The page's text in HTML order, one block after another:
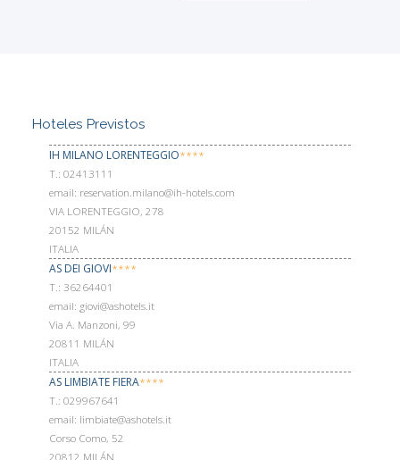
Hoteles Previstos
IH MILANO LORENTEGGIO****
Т.: 02413111
email: reservation.milano@ih-hotels.com
VIA LORENTEGGIO, 278
20152 MILÁN
ITALIA
AS DEI GIOVI****
Т.: 36264401
email: giovi@ashotels.it
Via A. Manzoni, 99
20811 MILÁN
ITALIA
AS LIMBIATE FIERA****
Т.: 029967641
email: limbiate@ashotels.it
Corso Como, 52
20812 MILÁN